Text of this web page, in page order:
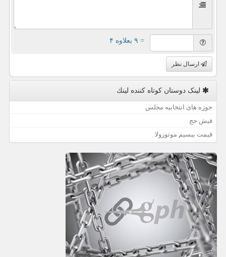
= ۹ بعلاوه ۴
ارسال نظر
لینک دوستان كوتاه كننده لینك
حوزه های انتخابیه مجلس
فیش حج
قیمت بیسیم موتورولا